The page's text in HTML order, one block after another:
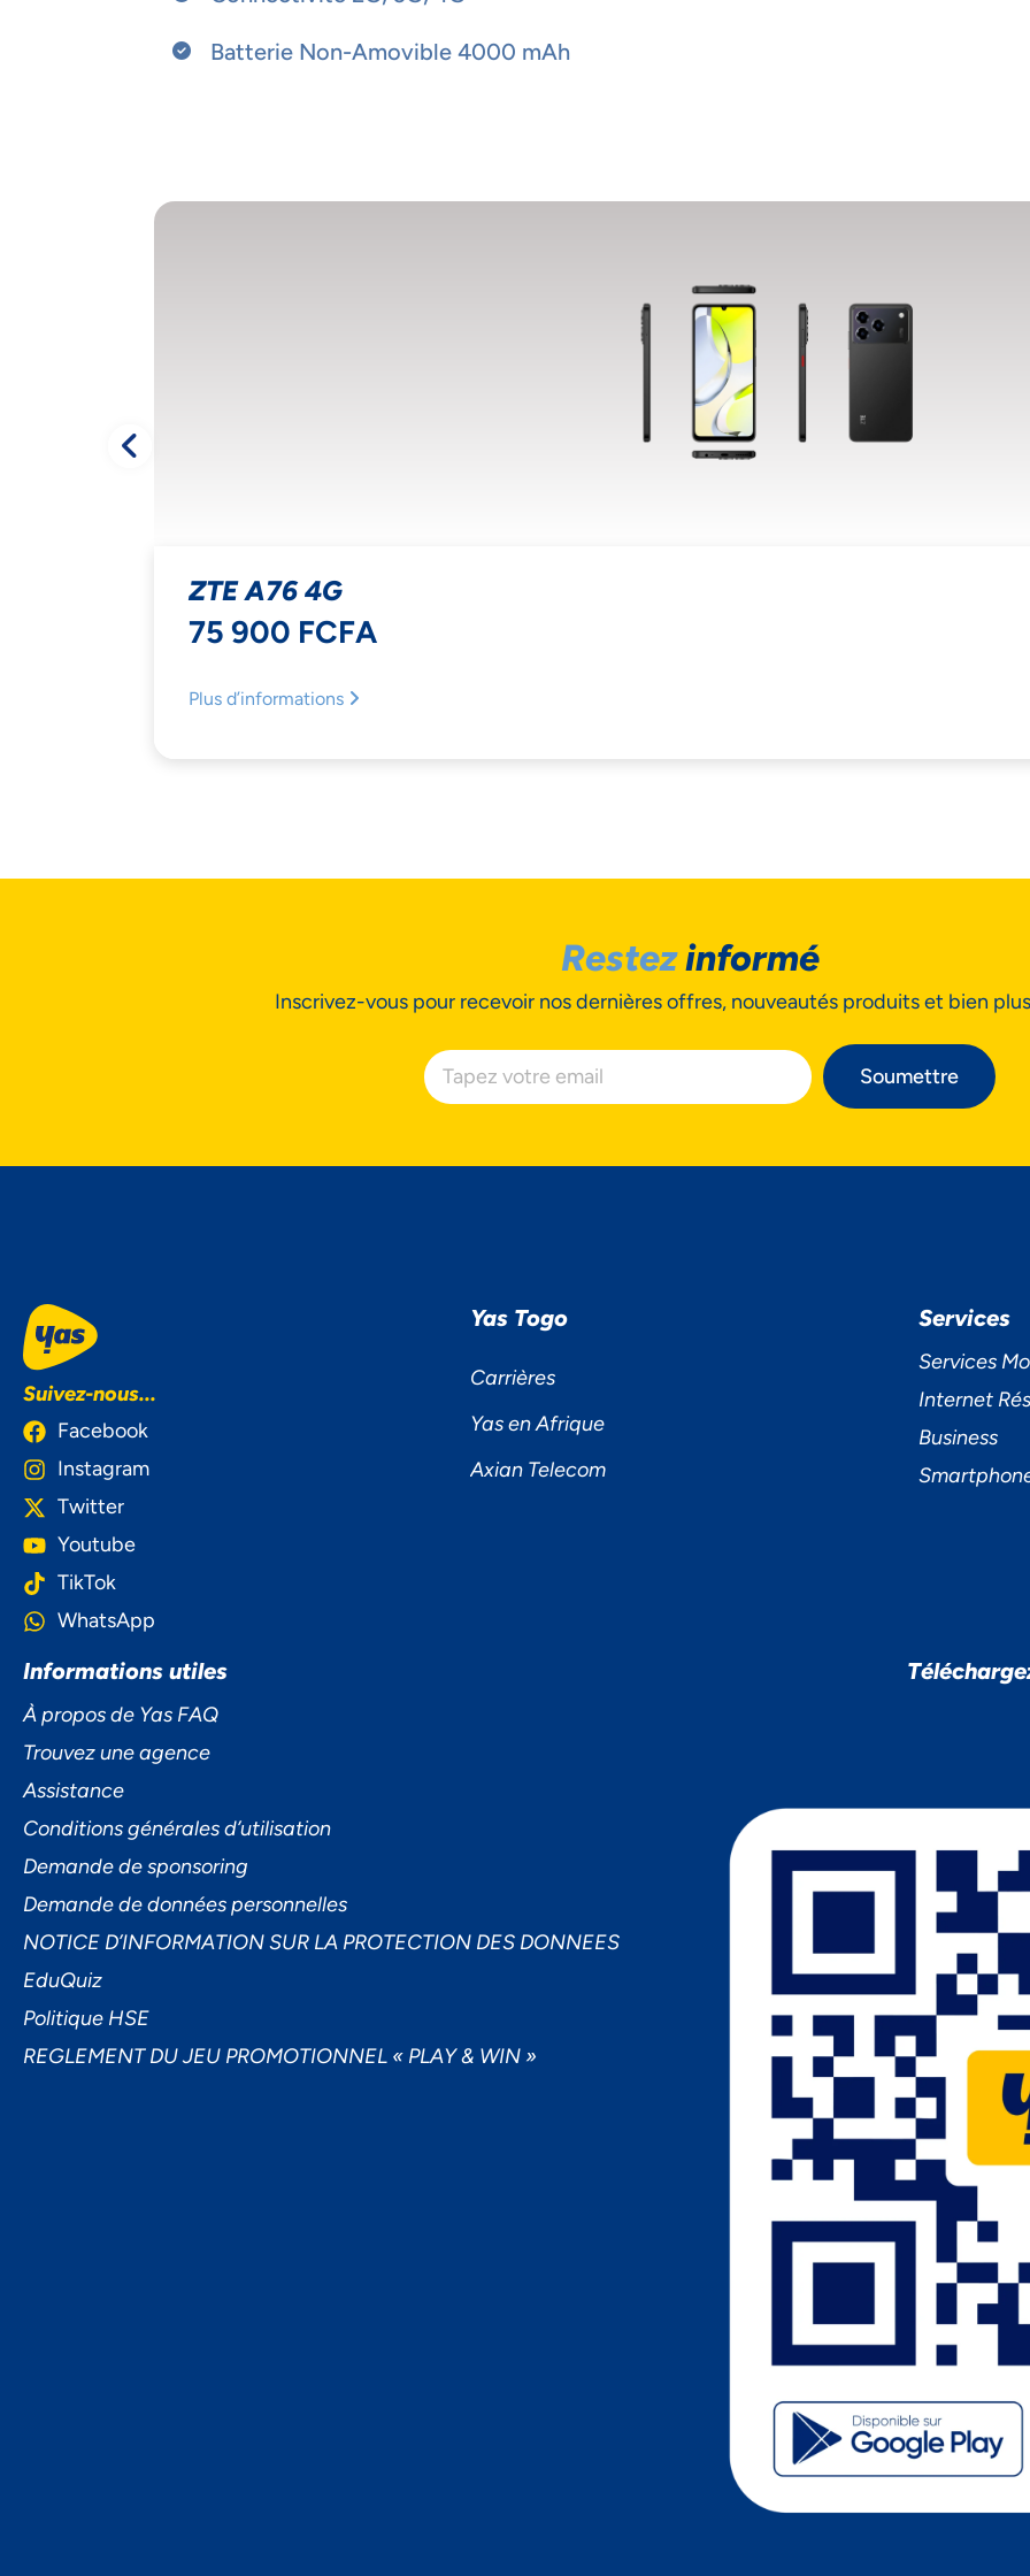
Batterie Non-Amovible 4000 mAh
ZTE A76 4G
75 900 FCFA
Plus d’informations
Restezinformé
Inscrivez-vous pour recevoir nos dernières offres, nouveautés produits et bien
Soumettre
Suivez-nous...
Facebook
Instagram
Twitter
Youtube
TikTok
WhatsApp
Yas Togo
Carrières
Yas en Afrique
Axian Telecom
Services
Services
Internet
Business
Informations utiles
À propos de Yas FAQ
Trouvez une agence
Assistance
Conditions générales d’utilisation
Demande de sponsoring
Demande de données personnelles
NOTICE D’INFORMATION SUR LA PROTECTION DES DONNEES
EduQuiz
Politique HSE
REGLEMENT DU JEU PROMOTIONNEL « PLAY & WIN »
Accepter Préférences